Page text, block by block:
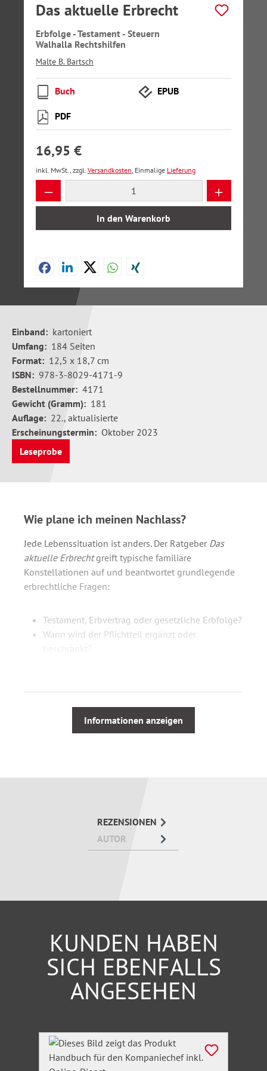
Das aktuelle Erbrecht
Erbfolge - Testament - Steuern
Walhalla Rechtshilfen
Malte B. Bartsch
Buch EPUB
PDF
16,95 €
inkl. MwSt., zzgl. Versandkosten, Einmalige Lieferung
Produkt Anzahl: Gib den gewünschten
In den Warenkorb
Einband: kartoniert
Umfang: 184 Seiten
Format: 12,5 x 18,7 cm
ISBN: 978-3-8029-4171-9
Bestellnummer: 4171
Gewicht (Gramm): 181
Auflage: 22., aktualisierte
Erscheinungstermin: Oktober 2023
Leseprobe
Wie plane ich meinen Nachlass?
Jede Lebenssituation ist anders. Der Ratgeber Das
aktuelle Erbrechtgreift typische familiäre
Konstellationen auf und beantwortet grundlegende
erbrechtliche Fragen:
Testament, Erbvertrag oder gesetzliche Erbfolge?
Wann wird der Pflichtteil ergänzt oder
Welche Auswirkungen hat die Europäische
Erbrechtsverordnung?
Formulierungshilfen und Checklisten erleichtern die
Informationen anzeigen
REZENSIONEN
AUTOR
KUNDEN HABEN
SICH EBENFALLS
ANGESEHEN
Produktgalerie überspringen